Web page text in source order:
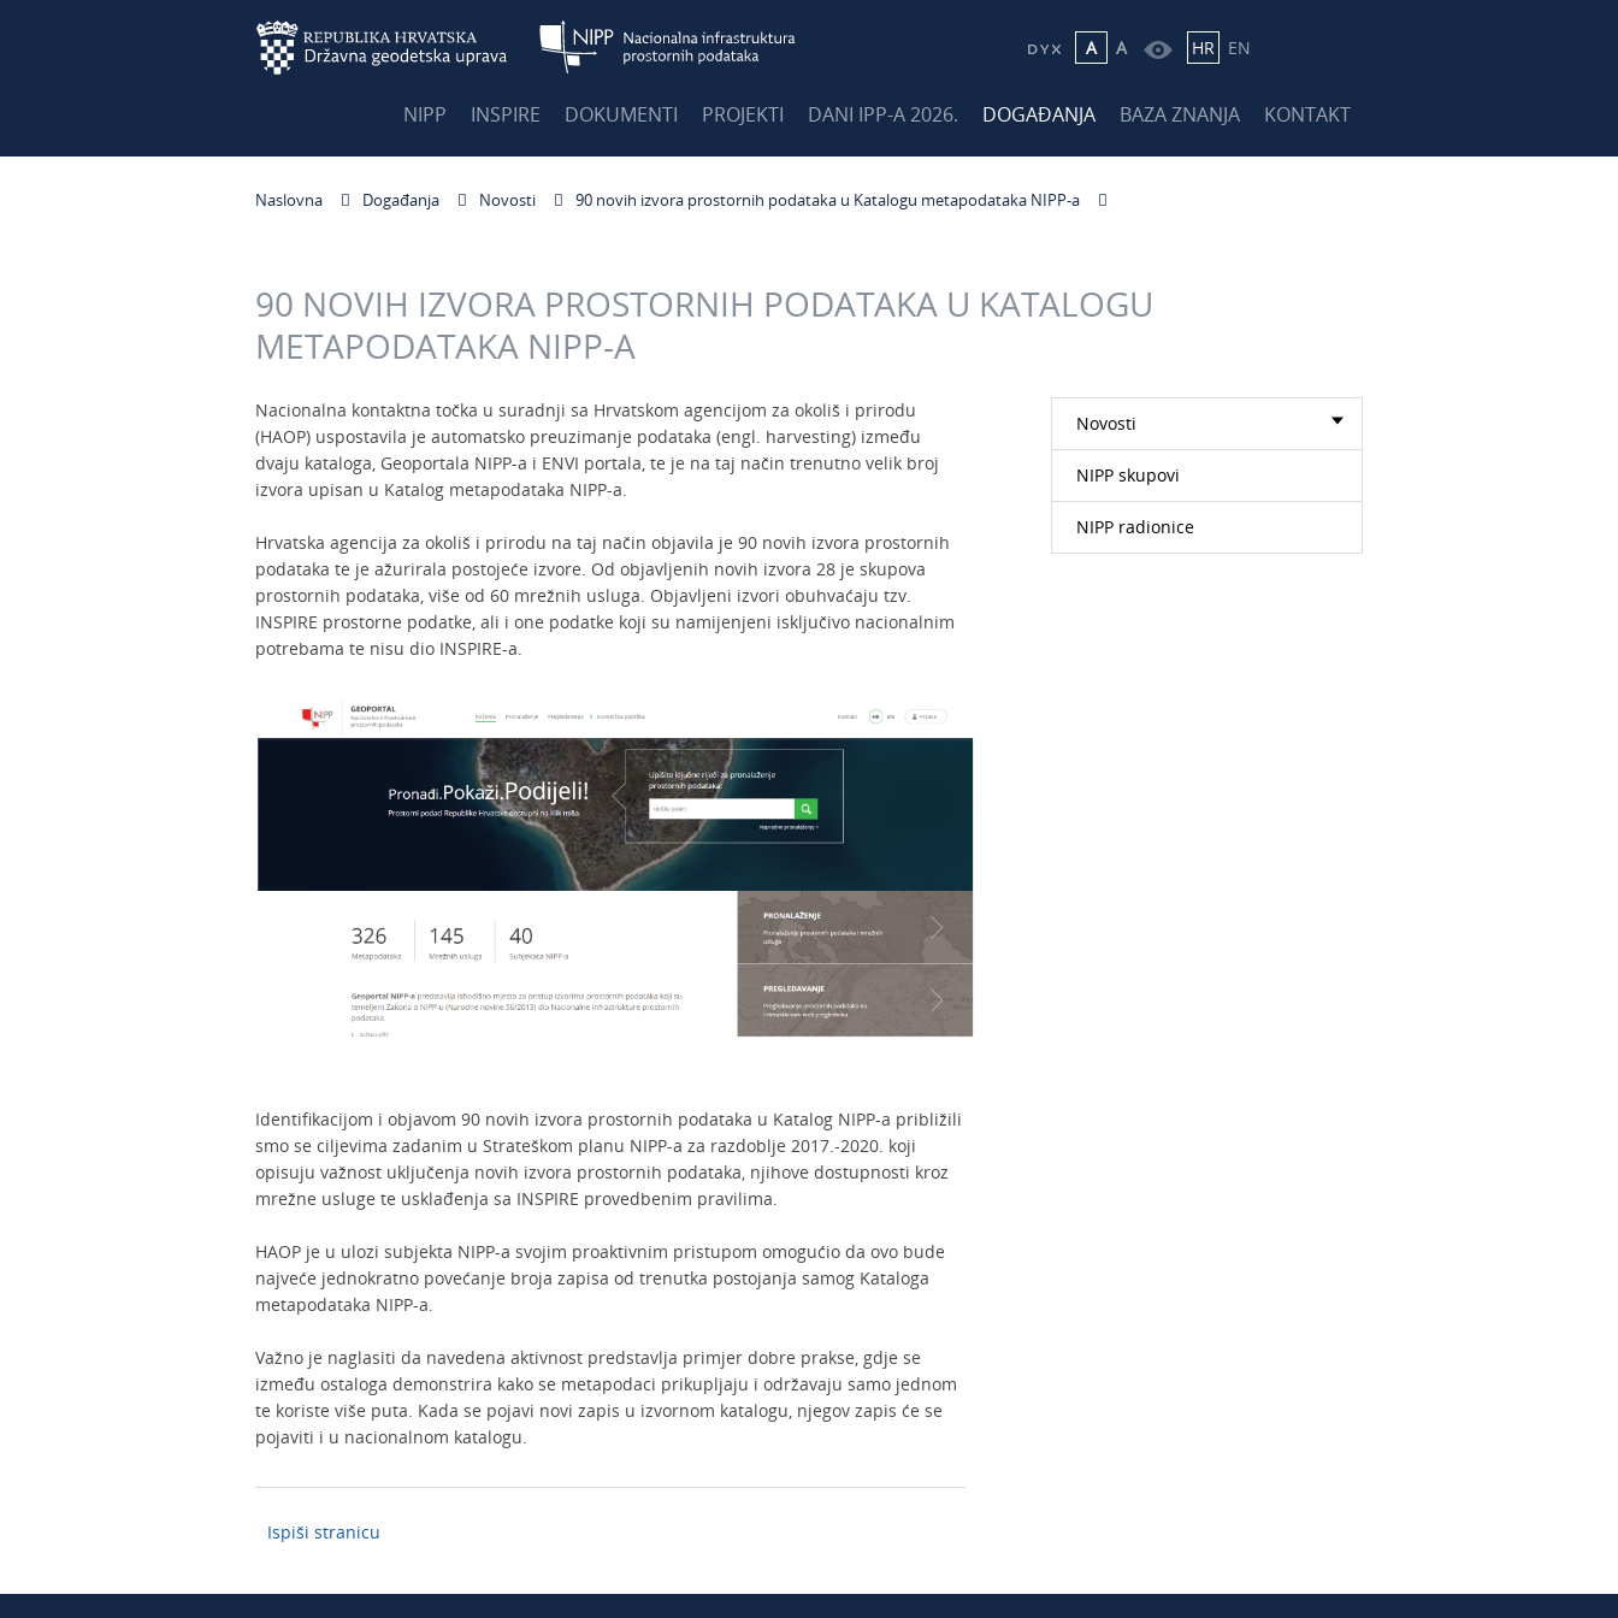
A A HR EN
NIPP INSPIRE DOKUMENTI PROJEKTI DANI IPP-A 2026. DOGAĐANJA BAZA ZNANJA KONTAKT
Naslovna Događanja Novosti 90 novih izvora prostornih podataka u Katalogu metapodataka NIPP-a
90 NOVIH IZVORA PROSTORNIH PODATAKA U KATALOGU
METAPODATAKA NIPP-A
Nacionalna kontaktna točka u suradnji sa Hrvatskom agencijom za okoliš i prirodu
(HAOP) uspostavila je automatsko preuzimanje podataka (engl. harvesting) između
dvaju kataloga, Geoportala NIPP-a i ENVI portala, te je na taj način trenutno velik broj
izvora upisan u Katalog metapodataka NIPP-a.
Hrvatska agencija za okoliš i prirodu na taj način objavila je 90 novih izvora prostornih
podataka te je ažurirala postojeće izvore. Od objavljenih novih izvora 28 je skupova
prostornih podataka, više od 60 mrežnih usluga. Objavljeni izvori obuhvaćaju tzv.
INSPIRE prostorne podatke, ali i one podatke koji su namijenjeni isključivo nacionalnim
potrebama te nisu dio INSPIRE-a.
Identifikacijom i objavom 90 novih izvora prostornih podataka u Katalog NIPP-a približili
smo se ciljevima zadanim u Strateškom planu NIPP-a za razdoblje 2017.-2020. koji
opisuju važnost uključenja novih izvora prostornih podataka, njihove dostupnosti kroz
mrežne usluge te usklađenja sa INSPIRE provedbenim pravilima.
HAOP je u ulozi subjekta NIPP-a svojim proaktivnim pristupom omogućio da ovo bude
najveće jednokratno povećanje broja zapisa od trenutka postojanja samog Kataloga
metapodataka NIPP-a.
Važno je naglasiti da navedena aktivnost predstavlja primjer dobre prakse, gdje se
između ostaloga demonstrira kako se metapodaci prikupljaju i održavaju samo jednom
te koriste više puta. Kada se pojavi novi zapis u izvornom katalogu, njegov zapis će se
pojaviti i u nacionalnom katalogu.
Ispiši stranicu
Novosti
NIPP skupovi
NIPP radionice